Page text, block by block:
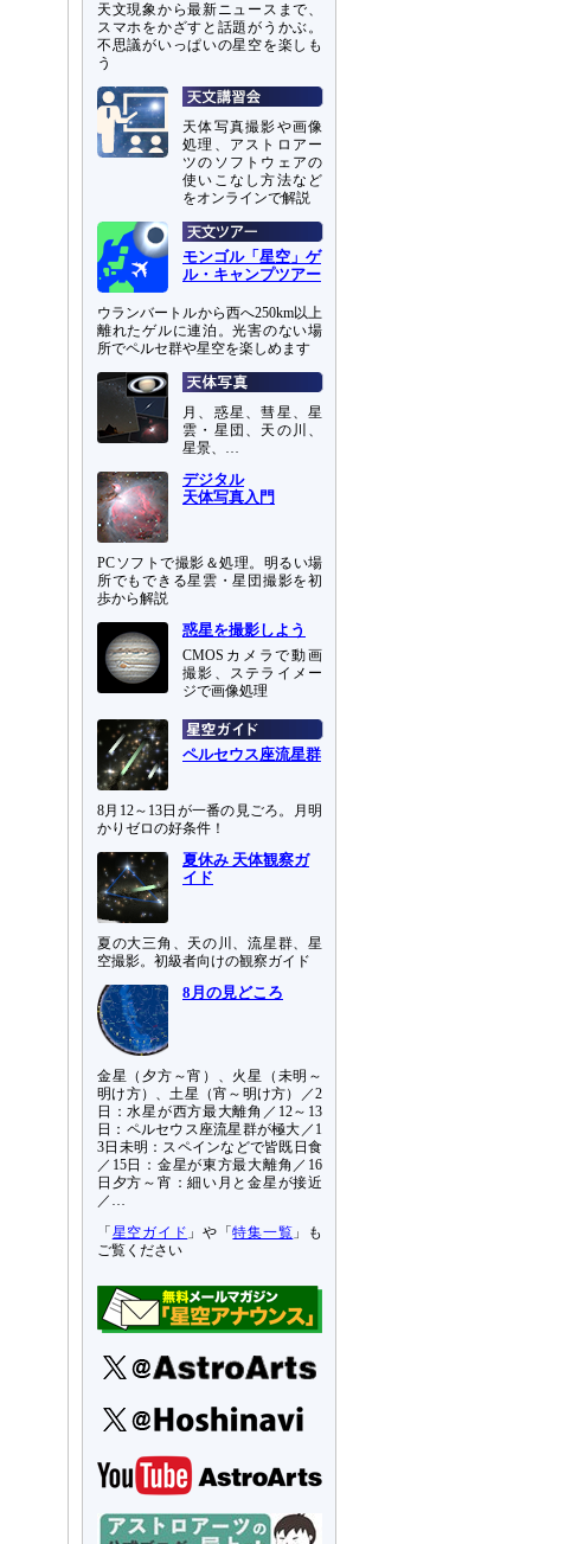
天文現象から最新ニュースまで、
スマホをかざすと話題がうかぶ。
不思議がいっぱいの星空を楽しも
う
天体写真撮影や画像
処理、アストロアー
ツのソフトウェアの
使いこなし方法など
をオンラインで解説
モンゴル「星空」ゲ
ル・キャンプツアー
ウランバートルから西へ250km以上
離れたゲルに連泊。光害のない場
所でペルセ群や星空を楽しめます
月、惑星、彗星、星
雲・星団、天の川、
星景、…
デジタル
天体写真入門
PCソフトで撮影＆処理。明るい場
所でもできる星雲・星団撮影を初
歩から解説
惑星を撮影しよう
CMOSカメラで動画
撮影、ステライメー
ジで画像処理
ペルセウス座流星群
8月12～13日が一番の見ごろ。月明
かりゼロの好条件！
夏休み 天体観察ガ
イド
夏の大三角、天の川、流星群、星
空撮影。初級者向けの観察ガイド
8月の見どころ
金星（夕方～宵）、火星（未明～
明け方）、土星（宵～明け方）／2
日：水星が西方最大離角／12～13
日：ペルセウス座流星群が極大／1
3日未明：スペインなどで皆既日食
／15日：金星が東方最大離角／16
日夕方～宵：細い月と金星が接近
／…
「 星空ガイド 」や「特集一覧 」も
ご覧ください